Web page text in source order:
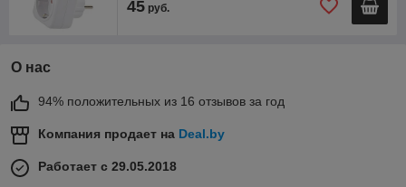
45 руб.
О нас
94% положительных из 16 отзывов за год
Компания продает на Deal.by
Работает с 29.05.2018